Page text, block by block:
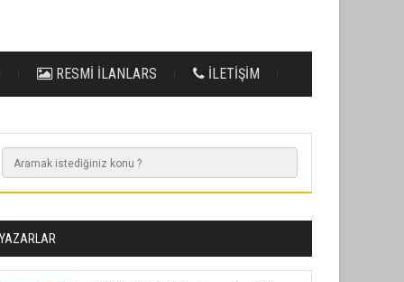
RESMİ İLANLARS İLETİŞİM
YAZARLAR